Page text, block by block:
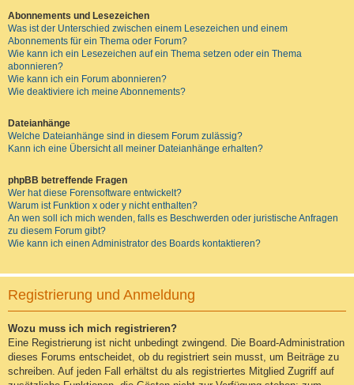
Abonnements und Lesezeichen
Was ist der Unterschied zwischen einem Lesezeichen und einem
Abonnements für ein Thema oder Forum?
Wie kann ich ein Lesezeichen auf ein Thema setzen oder ein Thema
abonnieren?
Wie kann ich ein Forum abonnieren?
Wie deaktiviere ich meine Abonnements?
Dateianhänge
Welche Dateianhänge sind in diesem Forum zulässig?
Kann ich eine Übersicht all meiner Dateianhänge erhalten?
phpBB betreffende Fragen
Wer hat diese Forensoftware entwickelt?
Warum ist Funktion x oder y nicht enthalten?
An wen soll ich mich wenden, falls es Beschwerden oder juristische Anfragen
zu diesem Forum gibt?
Wie kann ich einen Administrator des Boards kontaktieren?
Registrierung und Anmeldung
Wozu muss ich mich registrieren?
Eine Registrierung ist nicht unbedingt zwingend. Die Board-Administration
dieses Forums entscheidet, ob du registriert sein musst, um Beiträge zu
schreiben. Auf jeden Fall erhältst du als registriertes Mitglied Zugriff auf